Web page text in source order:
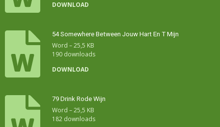
DOWNLOAD
54 Somewhere Between Jouw Hart En T Mijn
Word – 25,5 KB
190 downloads
DOWNLOAD
79 Drink Rode Wijn
Word – 25,5 KB
182 downloads